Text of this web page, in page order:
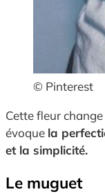
© Pinterest
Cette fleur
évoque la
et la simplicité.
Le muguet